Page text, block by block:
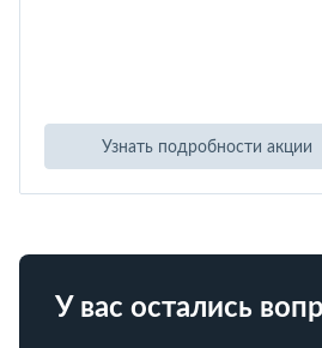
Узнать подробности акции
У вас остались